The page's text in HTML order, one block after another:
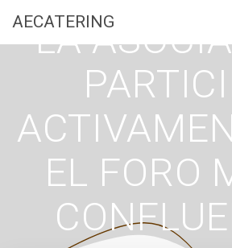
AECATERING
LA
EL FORO